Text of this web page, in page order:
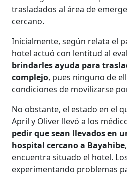
trasladados al área de
cercano.
Inicialmente, según relata el
hotel actuó con lentitud al
brindarles ayuda para
complejo, pues ninguno de
condiciones de movilizarse
No obstante, el estado en el
April y Oliver llevó a los
pedir que sean llevados en
hospital cercano a Bayahibe
encuentra situado el hotel.
experimentando problemas